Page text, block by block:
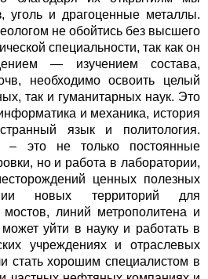
уголь и драгоценные металлы.
не обойтись без высшего
специальности, так как он
— изучением состава,
необходимо освоить целый
так и гуманитарных наук. Это
и механика, история
язык и политология.
– это не только постоянные
но и работа в лаборатории,
ценных полезных
новых территорий для
мостов, линий метрополитена и
уйти в науку и работать в
учреждениях и отраслевых
стать хорошим специалистом в